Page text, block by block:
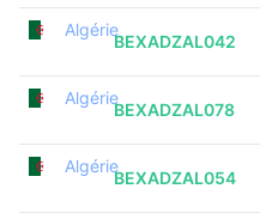
Algérie
BEXADZAL042
Algérie
BEXADZAL078
Algérie
BEXADZAL054